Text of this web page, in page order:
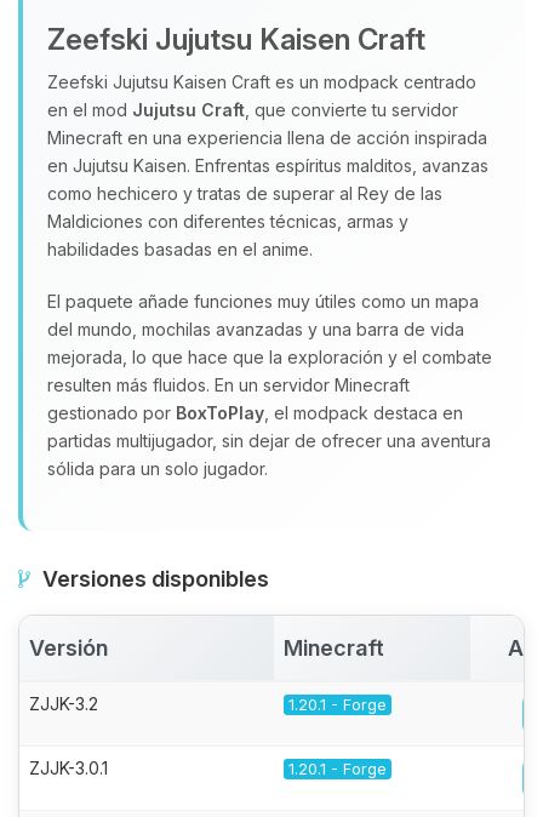
Zeefski Jujutsu Kaisen Craft
Zeefski Jujutsu Kaisen Craft es un modpack centrado
en el mod Jujutsu Craft , que convierte tu servidor
Minecraft en una experiencia llena de acción inspirada
en Jujutsu Kaisen. Enfrentas espíritus malditos, avanzas
como hechicero y tratas de superar al Rey de las
Maldiciones con diferentes técnicas, armas y
habilidades basadas en el anime.
El paquete añade funciones muy útiles como un mapa
del mundo, mochilas avanzadas y una barra de vida
mejorada, lo que hace que la exploración y el combate
resulten más fluidos. En un servidor Minecraft
gestionado por BoxToPlay , el modpack destaca en
partidas multijugador, sin dejar de ofrecer una aventura
sólida para un solo jugador.
Versiones disponibles
Versión Minecraft
ZJJK-3.2 1.20.1 - Forge
ZJJK-3.0.1 1.20.1 - Forge
hablar! Soy Choupy, tu pequeno
asistente de BoxToPlay. Cuentame
que necesitas y moveré mis
pequenos circuitos para ayudarte.
08/08/2026 07:26